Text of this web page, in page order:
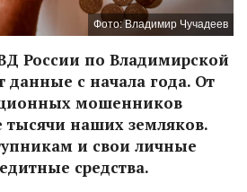
Фото: Владимир Чучадеев
России по Владимирской
данные с начала года. От
мошенников
тысячи наших земляков.
и свои личные
средства.